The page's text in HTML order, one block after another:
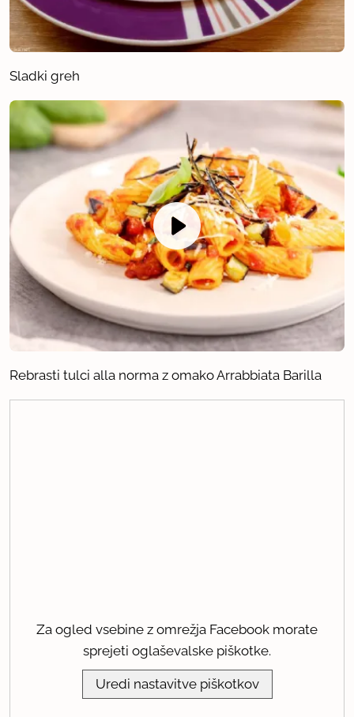
Sladki greh
Rebrasti tulci alla norma z omako Arrabbiata Barilla
Za ogled vsebine z omrežja Facebook morate
sprejeti oglaševalske piškotke.
Uredi nastavitve piškotkov